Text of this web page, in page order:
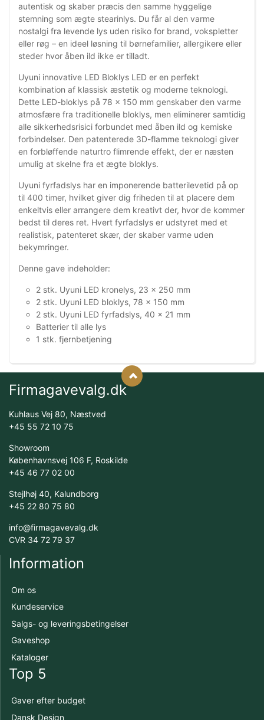
autentisk og skaber præcis den samme hyggelige
stemning som ægte stearinlys. Du får al den varme
nostalgi fra levende lys uden risiko for brand, vokspletter
eller røg – en ideel løsning til børnefamilier, allergikere eller
steder hvor åben ild ikke er tilladt.
Uyuni innovative LED Bloklys LED er en perfekt
kombination af klassisk æstetik og moderne teknologi.
Dette LED-bloklys på 78 x 150 mm genskaber den varme
atmosfære fra traditionelle bloklys, men eliminerer samtidig
alle sikkerhedsrisici forbundet med åben ild og kemiske
forbindelser. Den patenterede 3D-flamme teknologi giver
en forbløffende naturtro flimrende effekt, der er næsten
umulig at skelne fra et ægte bloklys.
Uyuni fyrfadslys har en imponerende batterilevetid på op
til 400 timer, hvilket giver dig friheden til at placere dem
enkeltvis eller arrangere dem kreativt der, hvor de kommer
bedst til deres ret. Hvert fyrfadslys er udstyret med et
realistisk, patenteret skær, der skaber varme uden
bekymringer.
Denne gave indeholder:
2 stk. Uyuni LED kronelys, 23 x 250 mm
2 stk. Uyuni LED bloklys, 78 x 150 mm
2 stk. Uyuni LED fyrfadslys, 40 x 21 mm
Batterier til alle lys
1 stk. fjernbetjening
Firmagavevalg.dk
Kuhlaus Vej 80, Næstved
+45 55 72 10 75
Showroom
Københavnsvej 106 F, Roskilde
+45 46 77 02 00
Stejlhøj 40, Kalundborg
+45 22 80 75 80
info@firmagavevalg.dk
CVR 34 72 79 37
Information
Om os
Kundeservice
Salgs- og leveringsbetingelser
Gaveshop
Kataloger
Top 5
Gaver efter budget
Dansk Design